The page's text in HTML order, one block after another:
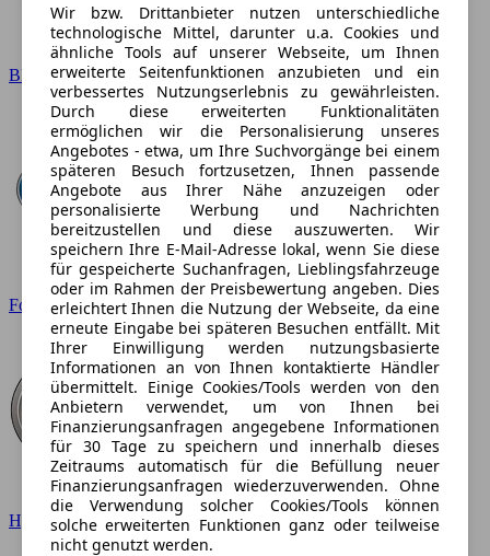
BMW
Ford
Hyundai
Wir bzw. Drittanbieter nutzen unterschiedliche
technologische Mittel, darunter u.a. Cookies und
ähnliche Tools auf unserer Webseite, um Ihnen
erweiterte Seitenfunktionen anzubieten und ein
verbessertes Nutzungserlebnis zu gewährleisten.
Durch diese erweiterten Funktionalitäten
ermöglichen wir die Personalisierung unseres
Angebotes - etwa, um Ihre Suchvorgänge bei einem
späteren Besuch fortzusetzen, Ihnen passende
Angebote aus Ihrer Nähe anzuzeigen oder
personalisierte Werbung und Nachrichten
bereitzustellen und diese auszuwerten. Wir
speichern Ihre E-Mail-Adresse lokal, wenn Sie diese
für gespeicherte Suchanfragen, Lieblingsfahrzeuge
oder im Rahmen der Preisbewertung angeben. Dies
erleichtert Ihnen die Nutzung der Webseite, da eine
erneute Eingabe bei späteren Besuchen entfällt. Mit
Ihrer Einwilligung werden nutzungsbasierte
Informationen an von Ihnen kontaktierte Händler
übermittelt. Einige Cookies/Tools werden von den
Anbietern verwendet, um von Ihnen bei
Finanzierungsanfragen angegebene Informationen
für 30 Tage zu speichern und innerhalb dieses
Zeitraums automatisch für die Befüllung neuer
Finanzierungsanfragen wiederzuverwenden. Ohne
die Verwendung solcher Cookies/Tools können
solche erweiterten Funktionen ganz oder teilweise
nicht genutzt werden.